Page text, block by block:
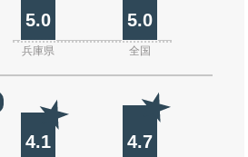
5.0 5.0
兵庫県 全国
4.1 4.7